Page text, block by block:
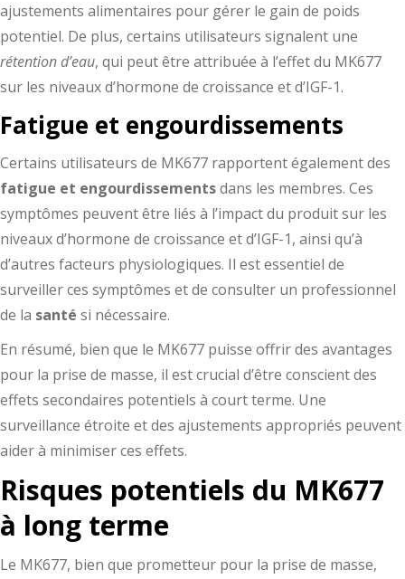
ajustements alimentaires pour gérer le gain de poids
potentiel. De plus, certains utilisateurs signalent une
rétention d’eau, qui peut être attribuée à l’effet du MK677
sur les niveaux d’hormone de croissance et d’IGF-1.
Fatigue et engourdissements
Certains utilisateurs de MK677 rapportent également des
fatigue et engourdissementsdans les membres. Ces
symptômes peuvent être liés à l’impact du produit sur les
niveaux d’hormone de croissance et d’IGF-1, ainsi qu’à
d’autres facteurs physiologiques. Il est essentiel de
surveiller ces symptômes et de consulter un professionnel
de la santé si nécessaire.
En résumé, bien que le MK677 puisse offrir des avantages
pour la prise de masse, il est crucial d’être conscient des
effets secondaires potentiels à court terme. Une
surveillance étroite et des ajustements appropriés peuvent
aider à minimiser ces effets.
Risques potentiels du MK677
à long terme
Le MK677, bien que prometteur pour la prise de masse,